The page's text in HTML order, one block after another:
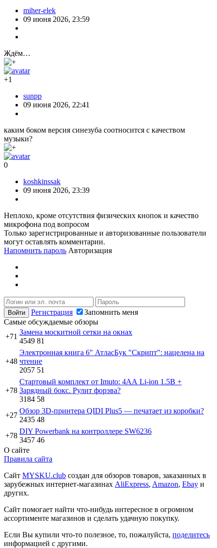
miher-elek
09 июня 2026, 23:59
Ждём…
+1
sunpp
09 июня 2026, 22:41
каким боком версия синезуба соотносится с качеством
музыки?
0
koshkinssak
09 июня 2026, 23:39
Неплохо, кроме отсутствия физических кнопок и качество
микрофона под вопросом
Только зарегистрированные и авторизованные пользователи
могут оставлять комментарии.
Напомнить пароль Авторизация
Регистрация
Запомнить меня
Самые обсуждаемые обзоры
+71
Замена москитной сетки на окнах
4549 81
+48
Электронная книга 6" АтласБук "Скрипт": нацелена на
чтение
2057 51
+78
Стартовый комплект от Imuto: 4АА Li-ion 1.5В +
Зарядный бокс. Рулит форэва?
3184 58
+27
Обзор 3D-принтера QIDI Plus5 — печатает из коробки?
2435 48
+78
DIY Powerbank на контроллере SW6236
3457 46
О сайте
Правила сайта
Сайт MYSKU.club cоздан для обзоров товаров, заказанных в
зарубежных интернет-магазинах AliExpress, Amazon, Ebay и
других.
Сайт помогает найти что-нибудь интересное в огромном
ассортименте магазинов и сделать удачную покупку.
Если Вы купили что-то полезное, то, пожалуйста, поделитесь
информацией с другими.